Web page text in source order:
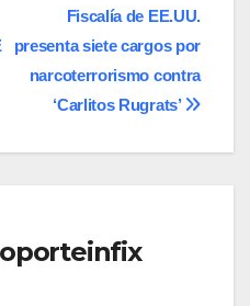
Fiscalía de EE.UU.
presenta siete cargos por
narcoterrorismo contra
‘Carlitos Rugrats’